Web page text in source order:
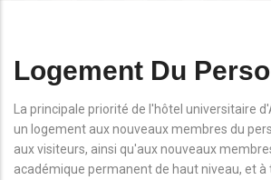
Logement Du
La principale priorité de l'hôtel universitaire
un logement aux nouveaux membres du
aux visiteurs, ainsi qu'aux nouveaux
académique permanent de haut niveau, et